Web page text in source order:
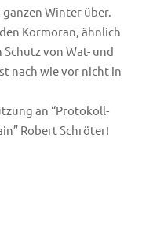
Winter über.
Kormoran, ähnlich
von Wat- und
nach wie vor nicht in
an “Protokoll-
Robert Schröter!